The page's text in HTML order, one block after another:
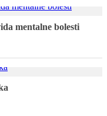
mentalne bolesti